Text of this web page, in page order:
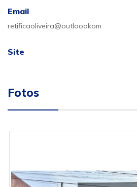
Email
retificaoliveira@outloookom
Site
Fotos